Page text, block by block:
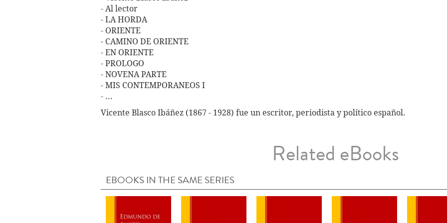
- Al lector
- LA HORDA
- ORIENTE
- CAMINO DE ORIENTE
- EN ORIENTE
- PROLOGO
- NOVENA PARTE
- MIS CONTEMPORANEOS I
- ...
Vicente Blasco Ibáñez (1867 - 1928) fue un escritor, periodista y político español.
Related eBooks
EBOOKS IN THE SAME SERIES